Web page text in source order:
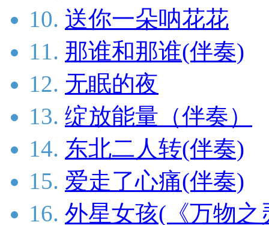
10. 送你一朵呐花花
11. 那谁和那谁(伴奏)
12. 无眠的夜
13. 绽放能量（伴奏）
14. 东北二人转(伴奏)
15. 爱走了心痛(伴奏)
16. 外星女孩(《万物之